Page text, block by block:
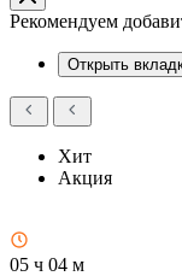
Рекомендуем
Открыть
Хит
Акция
05 ч 04 м